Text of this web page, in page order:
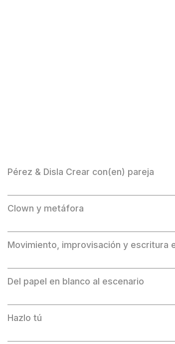
Pérez & Disla Crear con(en) pareja
Clown y metáfora
Movimiento, improvisación y escritura
Del papel en blanco al escenario
Hazlo tú